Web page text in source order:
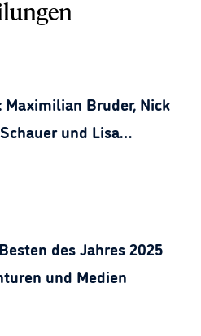
Maximilian Bruder, Nick
und Lisa
des Jahres 2025
und Medien